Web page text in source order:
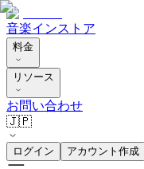
音楽インストア
料金
リソース
お問い合わせ
🇯🇵
ログイン アカウント作成